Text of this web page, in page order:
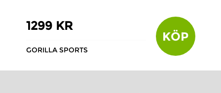
1299 KR
GORILLA SPORTS
KÖP